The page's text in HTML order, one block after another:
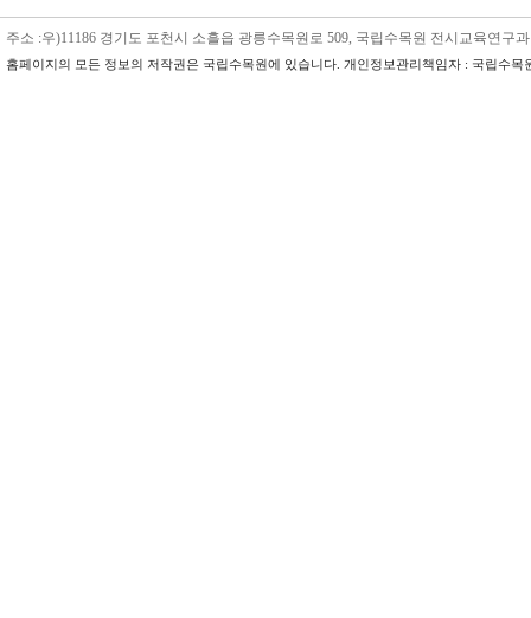
주소 :우)11186 경기도 포천시 소흘읍 광릉수목원로 509, 국립수목원 전시교육연구
홈페이지의 모든 정보의 저작권은 국립수목원에 있습니다. 개인정보관리책임자 : 국립수목